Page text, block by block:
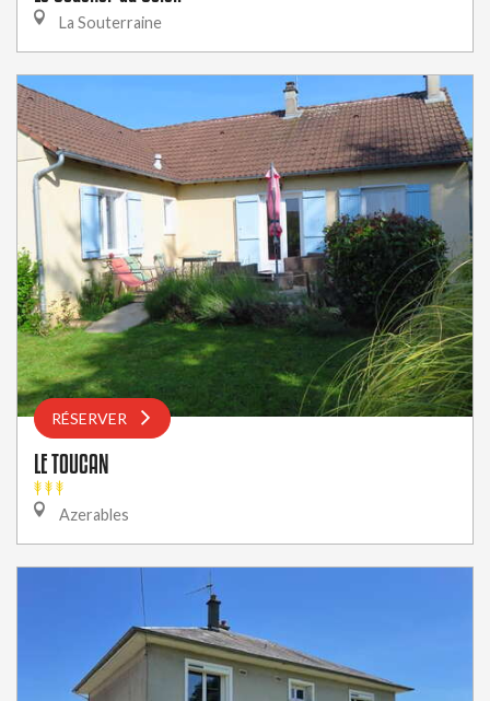
La Souterraine
RÉSERVER
LE TOUCAN
Azerables